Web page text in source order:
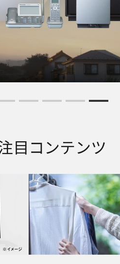
目コンテンツ